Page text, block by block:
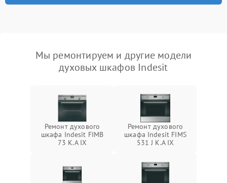
Мы ремонтируем и другие модели
духовых шкафов Indesit
Ремонт духового
шкафа Indesit FIMB
73 K.A IX
Ремонт духового
шкафа Indesit FIMS
531 J K.A IX